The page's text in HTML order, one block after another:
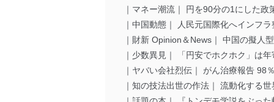
｜マネー潮流｜ 円を90分の1にした政
｜中国動態｜ 人民元国際化へインフ
｜財新 Opinion＆News｜ 中国の擬人
｜少数異見｜ 「円安でホクホク」は
｜ヤバい会社烈伝｜ がん治療報告 98
｜知の技法出世の作法｜ 流動化する